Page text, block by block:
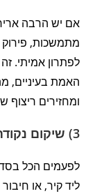
אם יש הרבה
מתמשכות,
לפתרון אמיתי.
האמת בעיניים,
ומחזירים ריצוף
3) שיקום נקודתי חכם – כשיש בעיה ממוקדת
לפעמים הכל
ליד קיר, או